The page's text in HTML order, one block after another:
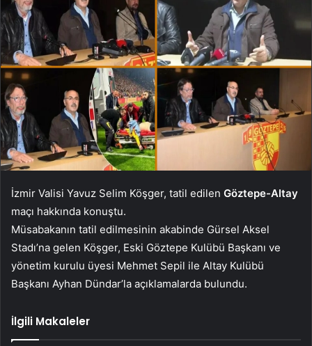
İzmir Valisi Yavuz Selim Köşger, tatil edilen Göztepe-Altay
maçı hakkında konuştu.
Müsabakanın tatil edilmesinin akabinde Gürsel Aksel
Stadı’na gelen Köşger, Eski Göztepe Kulübü Başkanı ve
yönetim kurulu üyesi Mehmet Sepil ile Altay Kulübü
Başkanı Ayhan Dündar’la açıklamalarda bulundu.
İlgili Makaleler